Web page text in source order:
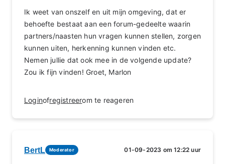
Ik weet van onszelf en uit mijn omgeving, dat er
behoefte bestaat aan een forum-gedeelte waarin
partners/naasten hun vragen kunnen stellen, zorgen
kunnen uiten, herkenning kunnen vinden etc.
Nemen jullie dat ook mee in de volgende update?
Zou ik fijn vinden! Groet, Marlon
Loginofregistreerom te reageren
BertL Moderator 01-09-2023 om 12:22 uur